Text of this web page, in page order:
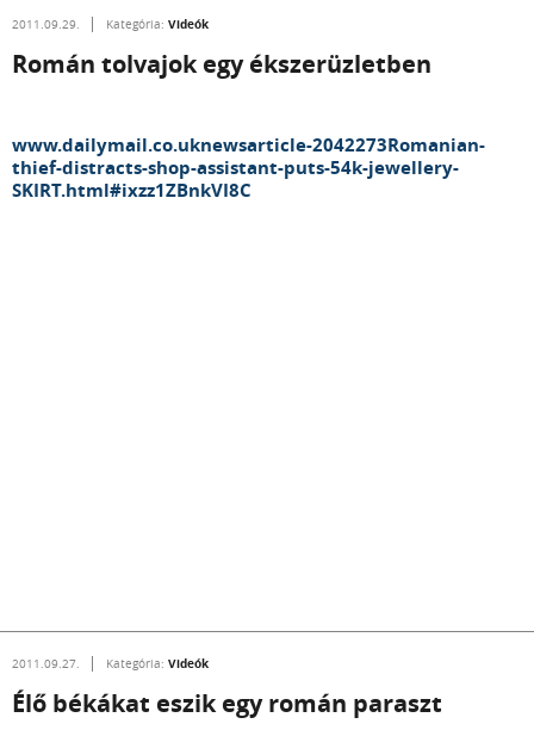
2011.09.29. Kategória: Videók
Román tolvajok egy ékszerüzletben
www.dailymail.co.uknewsarticle-2042273Romanian-
thief-distracts-shop-assistant-puts-54k-jewellery-
SKIRT.html#ixzz1ZBnkVI8C
2011.09.27. Kategória: Videók
Élő békákat eszik egy román paraszt